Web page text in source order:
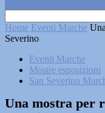
Home Eventi Marche
Severino
Eventi Marche
Mostre esposizioni
San Severino
Una mostra per